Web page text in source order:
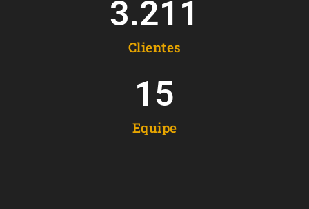
Clientes
3.211
Equipe
15